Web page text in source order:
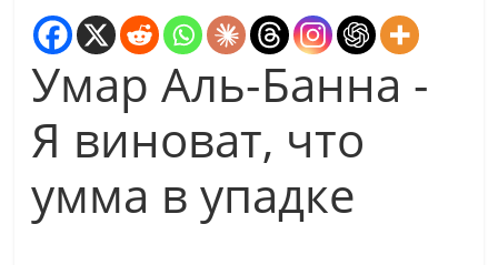
Умар Аль-Банна -
Я виноват, что
умма в упадке